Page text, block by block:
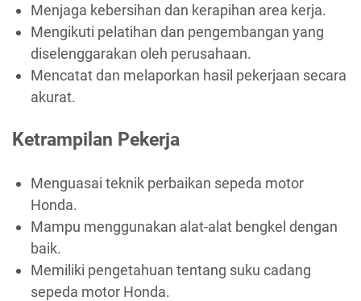
Menjaga kebersihan dan kerapihan area kerja.
Mengikuti pelatihan dan pengembangan yang
diselenggarakan oleh perusahaan.
Mencatat dan melaporkan hasil pekerjaan secara
akurat.
Ketrampilan Pekerja
Menguasai teknik perbaikan sepeda motor
Honda.
Mampu menggunakan alat-alat bengkel dengan
baik.
Memiliki pengetahuan tentang suku cadang
sepeda motor Honda.